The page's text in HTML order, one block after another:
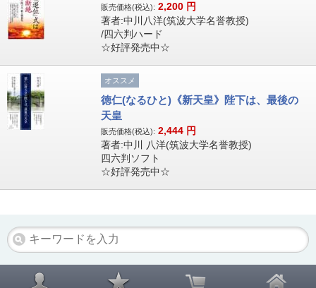
販売価格(税込): 2,200 円
著者:中川八洋(筑波大学名誉教授)
/四六判ハード
☆好評発売中☆
オススメ
徳仁(なるひと)《新天皇》陛下は、最後の
天皇
販売価格(税込): 2,444 円
著者:中川 八洋(筑波大学名誉教授)
四六判ソフト
☆好評発売中☆